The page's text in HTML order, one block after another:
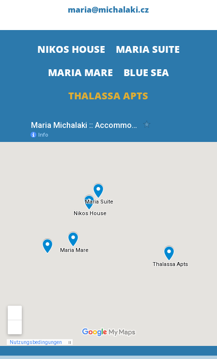
maria@michalaki.cz
NIKOS HOUSE
MARIA SUITE
MARIA MARE
BLUE SEA
THALASSA APTS